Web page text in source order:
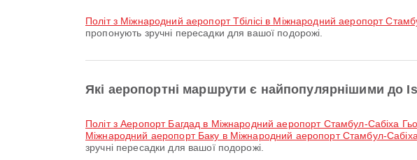
політ з Міжнародний аеропорт Тбілісі в Міжнародний аеропорт
пропонують зручні пересадки для вашої подорожі.
Які аеропортні маршрути є найпопулярнішими до
політ з Аеропорт Багдад в Міжнародний аеропорт Стамбул-Сабіха
Міжнародний аеропорт Баку в Міжнародний аеропорт Стамбул-
зручні пересадки для вашої подорожі.